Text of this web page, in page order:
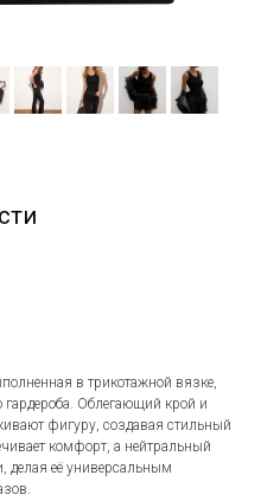
в трикотажной вязке,
Облегающий крой и
фигуру, создавая стильный
комфорт, а нейтральный
делая её универсальным